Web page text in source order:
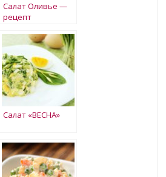
Салат Оливье —
рецепт
Салат «ВЕСНА»